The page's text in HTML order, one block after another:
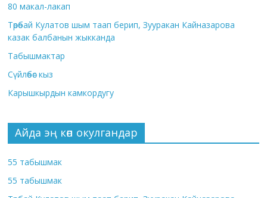
80 макал-лакап
Төрөбай Кулатов шым таап берип, Зууракан Кайназарова
казак балбанын жыкканда
Табышмактар
Сүйлөбөс кыз
Карышкырдын камкордугу
Айда эң көп окулгандар
55 табышмак
55 табышмак